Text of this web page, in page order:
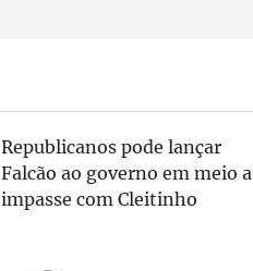
Republicanos pode lançar
Falcão ao governo em meio a
impasse com Cleitinho